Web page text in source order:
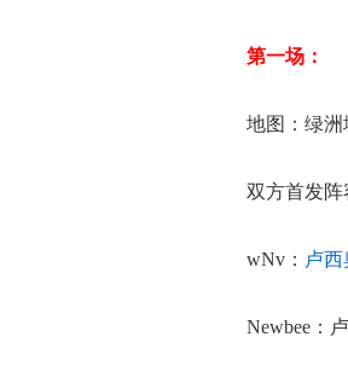
第一场：
地图：绿洲
双方首发阵
wNv： 卢西
Newbee：